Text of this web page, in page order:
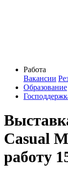
Работа
Вакансии
Образование
Casual
работу